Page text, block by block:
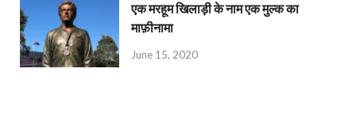
एक मरहूम खिलाड़ी के नाम एक मुल्क का
माफ़ीनामा
June 15, 2020